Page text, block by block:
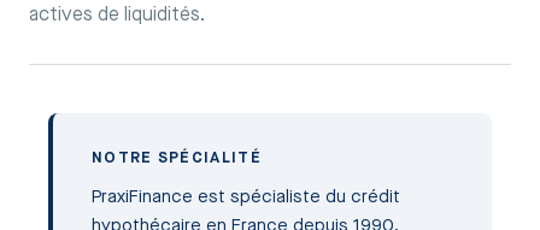
actives de liquidités.
NOTRE SPÉCIALITÉ
PraxiFinance est spécialiste du crédit